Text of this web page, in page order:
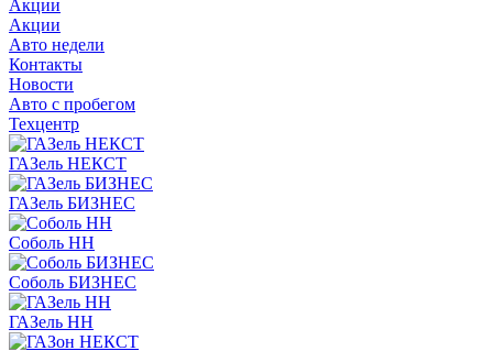
Акции
Акции
Авто недели
Контакты
Новости
Авто с пробегом
Техцентр
ГАЗель НЕКСТ
ГАЗель БИЗНЕС
Соболь НН
Соболь БИЗНЕС
ГАЗель НН